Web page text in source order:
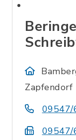
Zapfendorf
09547/
09547/